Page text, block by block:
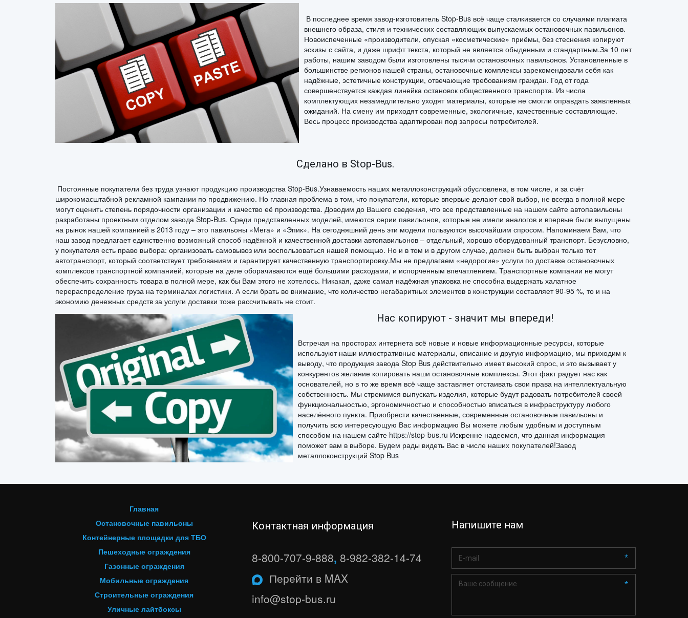
В последнее время завод-изготовитель Stop-Bus всё чаще сталкивается со случаями плагиата
внешнего образа, стиля и технических составляющих выпускаемых остановочных павильонов.
Новоиспеченные «производители, опуская «косметические» приёмы, без стеснения копируют
эскизы с сайта, и даже шрифт текста, который не является обыденным и стандартным.За 10 лет
работы, нашим заводом были изготовлены тысячи остановочных павильонов. Установленные в
большинстве регионов нашей страны, остановочные комплексы зарекомендовали себя как
надёжные, эстетичные конструкции, отвечающие требованиям граждан. Год от года
совершенствуется каждая линейка остановок общественного транспорта. Из числа
комплектующих незамедлительно уходят материалы, которые не смогли оправдать заявленных
ожиданий. На смену им приходят современные, экологичные, качественные составляющие.
Весь процесс производства адаптирован под запросы потребителей.
Сделано в Stop-Bus.
Постоянные покупатели без труда узнают продукцию производства Stop-Bus.Узнаваемость наших металлоконструкций обусловлена, в том числе, и за счёт
широкомасштабной рекламной кампании по продвижению. Но главная проблема в том, что покупатели, которые впервые делают свой выбор, не всегда в полной мере
могут оценить степень порядочности организации и качество её производства. Доводим до Вашего сведения, что все представленные на нашем сайте автопавильоны
разработаны проектным отделом завода Stop-Bus. Среди представленных моделей, имеются серии павильонов, которые не имели аналогов и впервые были выпущены
на рынок нашей компанией в 2013 году – это павильоны «Мега» и «Эпик». На сегодняшний день эти модели пользуются высочайшим спросом. Напоминаем Вам, что
наш завод предлагает единственно возможный способ надёжной и качественной доставки автопавильонов – отдельный, хорошо оборудованный транспорт. Безусловно,
у покупателя есть право выбора: организовать самовывоз или воспользоваться нашей помощью. Но и в том и в другом случае, должен быть выбран только тот
автотранспорт, который соответствует требованиям и гарантирует качественную транспортировку.Мы не предлагаем «недорогие» услуги по доставке остановочных
комплексов транспортной компанией, которые на деле оборачиваются ещё большими расходами, и испорченным впечатлением. Транспортные компании не могут
обеспечить сохранность товара в полной мере, как бы Вам этого не хотелось. Никакая, даже самая надёжная упаковка не способна выдержать халатное
перераспределение груза на терминалах логистики. А если брать во внимание, что количество негабаритных элементов в конструкции составляет 90-95 %, то и на
экономию денежных средств за услуги доставки тоже рассчитывать не стоит.
Нас копируют - значит мы впереди!
Встречая на просторах интернета всё новые и новые информационные ресурсы, которые
используют наши иллюстративные материалы, описание и другую информацию, мы приходим к
выводу, что продукция завода Stop Bus действительно имеет высокий спрос, и это вызывает у
конкурентов желание копировать наши остановочные комплексы. Этот факт радует нас как
основателей, но в то же время всё чаще заставляет отстаивать свои права на интеллектуальную
собственность. Мы стремимся выпускать изделия, которые будут радовать потребителей своей
функциональностью, эргономичностью и способностью вписаться в инфраструктуру любого
населённого пункта. Приобрести качественные, современные остановочные павильоны и
получить всю интересующую Вас информацию Вы можете любым удобным и доступным
способом на нашем сайте https://stop-bus.ru Искренне надеемся, что данная информация
поможет вам в выборе. Будем рады видеть Вас в числе наших покупателей!Завод
металлоконструкций Stop Bus
Главная
Остановочные павильоны
Контейнерные площадки для ТБО
Пешеходные ограждения
Газонные ограждения
Мобильные ограждения
Строительные ограждения
Уличные лайтбоксы
Контактная информация
8-800-707-9-888, 8-982-382-14-74
Перейти в MAX
info@stop-bus.ru
Напишите нам
*
*